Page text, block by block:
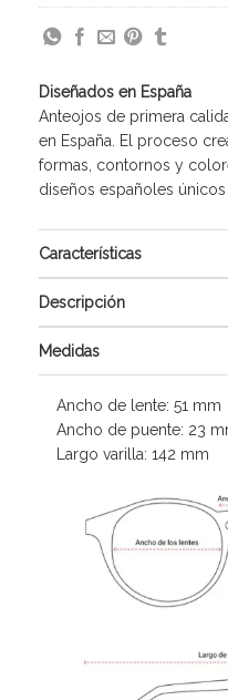
Diseñados en España
Anteojos de primera
en España. El proceso
formas, contornos y
diseños españoles únicos
Características
Descripción
Medidas
Ancho de lente: 51 mm
Ancho de puente: 23
Largo varilla: 142 mm